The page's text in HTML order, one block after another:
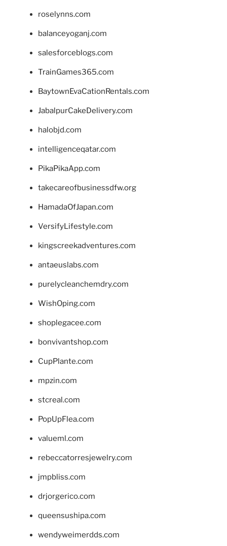
roselynns.com
balanceyoganj.com
salesforceblogs.com
TrainGames365.com
BaytownEvaCationRentals.com
JabalpurCakeDelivery.com
halobjd.com
intelligenceqatar.com
PikaPikaApp.com
takecareofbusinessdfw.org
HamadaOfJapan.com
VersifyLifestyle.com
kingscreekadventures.com
antaeuslabs.com
purelycleanchemdry.com
WishOping.com
shoplegacee.com
bonvivantshop.com
CupPlante.com
mpzin.com
stcreal.com
PopUpFlea.com
valueml.com
rebeccatorresjewelry.com
jmpbliss.com
drjorgerico.com
queensushipa.com
wendyweimerdds.com